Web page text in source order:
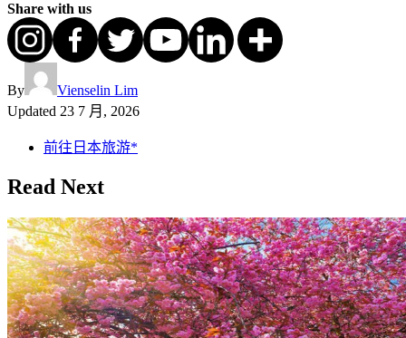
Share with us
By
Vienselin Lim
Updated 23 7 月, 2026
前往日本旅游*
Read Next